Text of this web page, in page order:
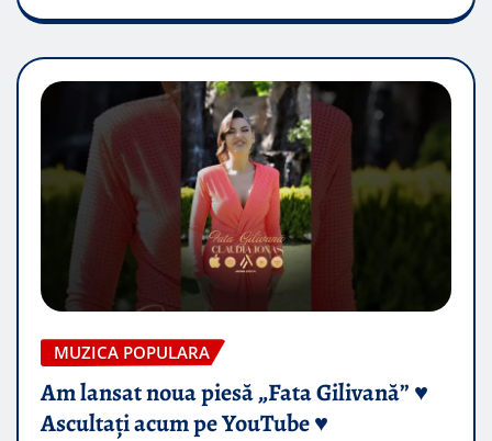
MUZICA POPULARA
Am lansat noua piesă „Fata Gilivană” ♥️
Ascultați acum pe YouTube ♥️